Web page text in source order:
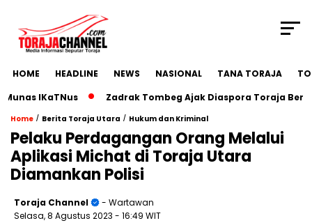
HOME HEADLINE NEWS NASIONAL TANA TORAJA
IKaTNus
Zadrak Tombeg Ajak Diaspora Toraja
Home / Berita Toraja Utara / Hukum dan Kriminal
Pelaku Perdagangan Orang Melalui
Aplikasi Michat di Toraja Utara
Diamankan Polisi
Toraja Channel
- Wartawan
Selasa, 8 Agustus 2023 - 16:49 WIT